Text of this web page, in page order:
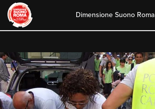
content
Dimensione Suono Roma